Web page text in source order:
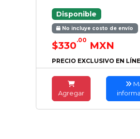
Disponible
No incluye costo de envío
$330.00 MXN
PRECIO EXCLUSIVO EN
Agregar